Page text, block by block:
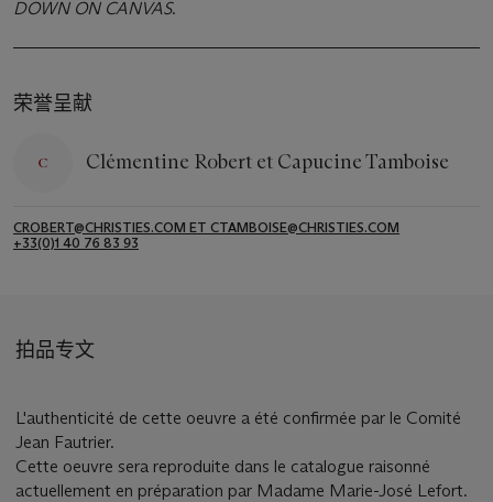
DOWN ON CANVAS.
荣誉呈献
Clémentine Robert et Capucine Tamboise
CROBERT@CHRISTIES.COM ET CTAMBOISE@CHRISTIES.COM
+33(0)1 40 76 83 93
拍品专文
L'authenticité de cette oeuvre a été confirmée par le Comité
Jean Fautrier.
Cette oeuvre sera reproduite dans le catalogue raisonné
actuellement en préparation par Madame Marie-José Lefort.